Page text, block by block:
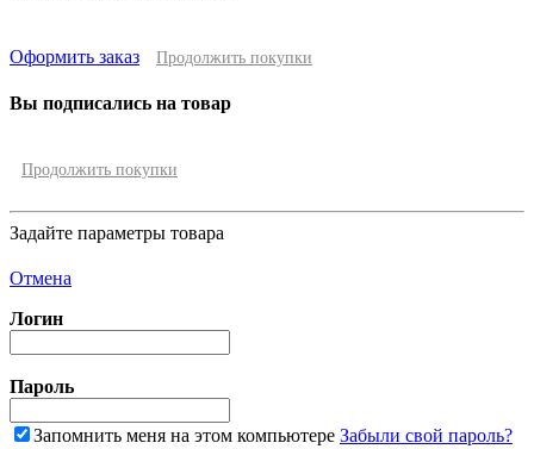
Оформить заказ Продолжить покупки
Вы подписались на товар
Продолжить покупки
Задайте параметры товара
Отмена
Логин
Пароль
Запомнить меня на этом компьютере Забыли свой пароль?